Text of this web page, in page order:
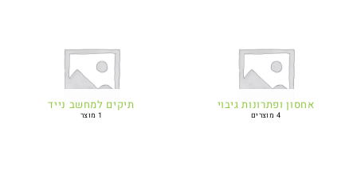
אחסון ופתרונות גיבוי
4 מוצרים
תיקים למחשב נייד
1 מוצר